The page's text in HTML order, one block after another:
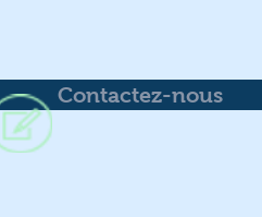
Contactez-nous